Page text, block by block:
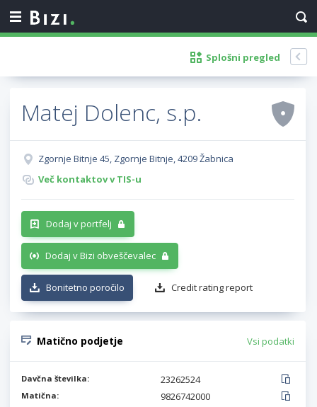
Splošni pregled
Matej Dolenc, s.p.
Zgornje Bitnje 45, Zgornje Bitnje, 4209 Žabnica
Več kontaktov v TIS-u
Dodaj v portfelj
Dodaj v Bizi obveščevalec
Bonitetno poročilo Credit rating report
Matično podjetje Vsi podatki
Davčna številka: 23262524
Matična: 9826742000